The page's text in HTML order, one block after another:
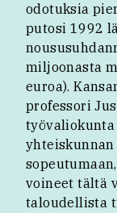
odotuksia
putosi 1992
miljoonasta
euroa).
professori
työvaliokunta
voineet tältä
taloudellista